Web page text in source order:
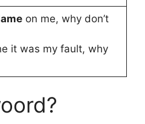
on me, why don’t
it was my fault, why